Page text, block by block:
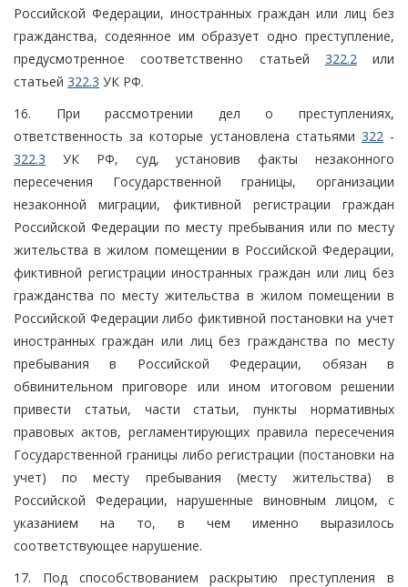
Российской Федерации, иностранных граждан или лиц без
гражданства, содеянное им образует одно преступление,
предусмотренное соответственно статьей 322.2 или
статьей 322.3 УК РФ.
16. При рассмотрении дел о преступлениях,
ответственность за которые установлена статьями 322 -
322.3 УК РФ, суд, установив факты незаконного
пересечения Государственной границы, организации
незаконной миграции, фиктивной регистрации граждан
Российской Федерации по месту пребывания или по месту
жительства в жилом помещении в Российской Федерации,
фиктивной регистрации иностранных граждан или лиц без
гражданства по месту жительства в жилом помещении в
Российской Федерации либо фиктивной постановки на учет
иностранных граждан или лиц без гражданства по месту
пребывания в Российской Федерации, обязан в
обвинительном приговоре или ином итоговом решении
привести статьи, части статьи, пункты нормативных
правовых актов, регламентирующих правила пересечения
Государственной границы либо регистрации (постановки на
учет) по месту пребывания (месту жительства) в
Российской Федерации, нарушенные виновным лицом, с
указанием на то, в чем именно выразилось
соответствующее нарушение.
17. Под способствованием раскрытию преступления в